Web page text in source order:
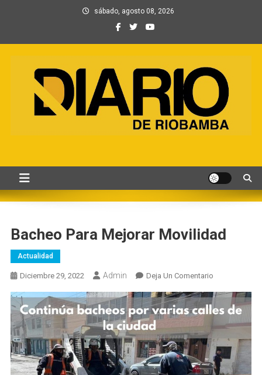
sábado, agosto 08, 2026
y Contenidos digitales
Bacheo Para Mejorar Movilidad
Actualidad
Diciembre 29, 2022 Admin Deja Un ComentarioEn
Para
Mejorar
Movilidad